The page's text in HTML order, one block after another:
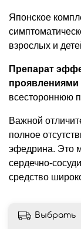
Японское
взрослых и
Препарат
всестороннюю
Важной
полное
эфедрина. Это
сердечно-
средство
Выбрать